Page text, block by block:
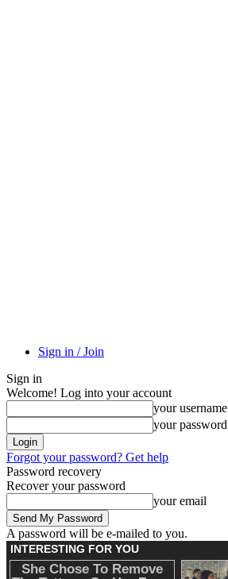
Sign in / Join
Sign in
Welcome! Log into your account
your username
your password
Forgot your password? Get help
Password recovery
Recover your password
your email
A password will be e-mailed to you.